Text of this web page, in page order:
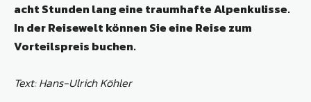
acht Stunden lang eine traumhafte Alpenkulisse.
In der Reisewelt können Sie eine Reise zum
Vorteilspreis buchen.
Text: Hans-Ulrich Köhler